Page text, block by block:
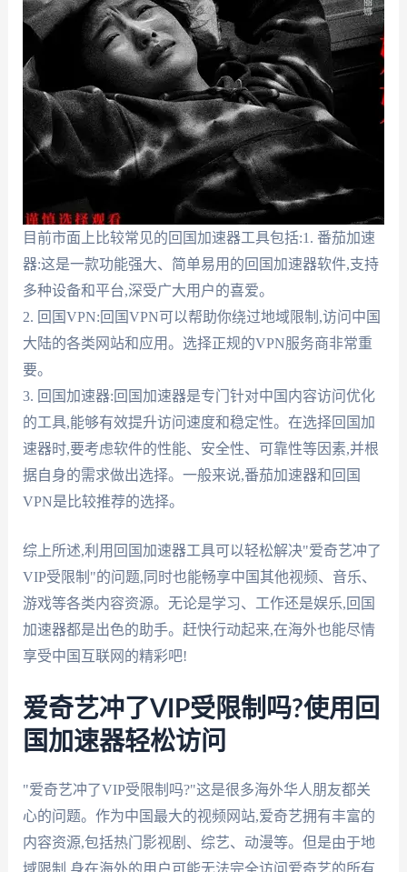
目前市面上比较常见的回国加速器工具包括:1. 番茄加速
器:这是一款功能强大、简单易用的回国加速器软件,支持
多种设备和平台,深受广大用户的喜爱。
2. 回国VPN:回国VPN可以帮助你绕过地域限制,访问中国
大陆的各类网站和应用。选择正规的VPN服务商非常重
要。
3. 回国加速器:回国加速器是专门针对中国内容访问优化
的工具,能够有效提升访问速度和稳定性。在选择回国加
速器时,要考虑软件的性能、安全性、可靠性等因素,并根
据自身的需求做出选择。一般来说,番茄加速器和回国
VPN是比较推荐的选择。
综上所述,利用回国加速器工具可以轻松解决"爱奇艺冲了
VIP受限制"的问题,同时也能畅享中国其他视频、音乐、
游戏等各类内容资源。无论是学习、工作还是娱乐,回国
加速器都是出色的助手。赶快行动起来,在海外也能尽情
享受中国互联网的精彩吧!
爱奇艺冲了VIP受限制吗?使用回
国加速器轻松访问
"爱奇艺冲了VIP受限制吗?"这是很多海外华人朋友都关
心的问题。作为中国最大的视频网站,爱奇艺拥有丰富的
内容资源,包括热门影视剧、综艺、动漫等。但是由于地
域限制,身在海外的用户可能无法完全访问爱奇艺的所有